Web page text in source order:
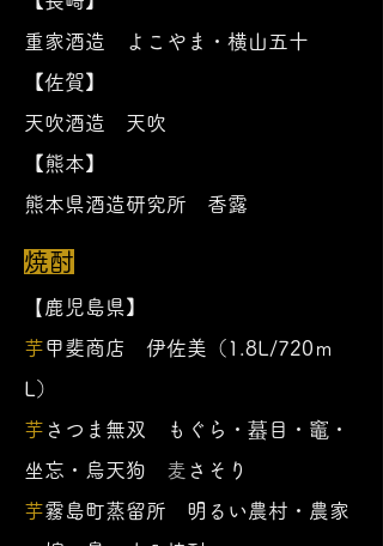
重家酒造 よこやま・横山五十
【佐賀】
​天吹酒造 天吹
【熊本】
熊本県酒造研究所 香露
焼酎
【 鹿児島県】
芋甲斐商店 伊佐美（1.8L/720ｍ
L）
芋 さつま無双 もぐら・蟇目・竈・
坐忘・烏天狗 麦 さそり
芋霧島町蒸留所 明るい農村・農家